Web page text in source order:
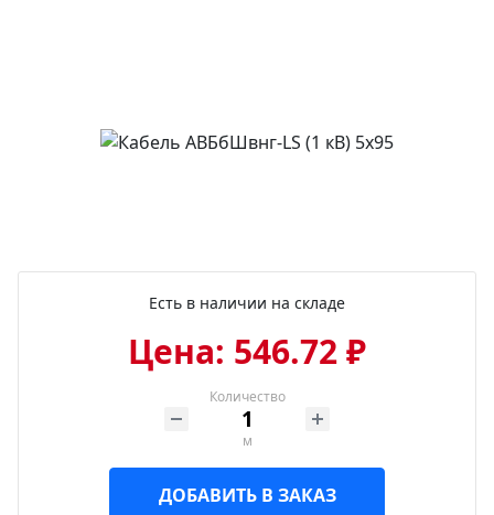
Есть в наличии на складе
Цена: 546.72 ₽
Количество
м
ДОБАВИТЬ В ЗАКАЗ